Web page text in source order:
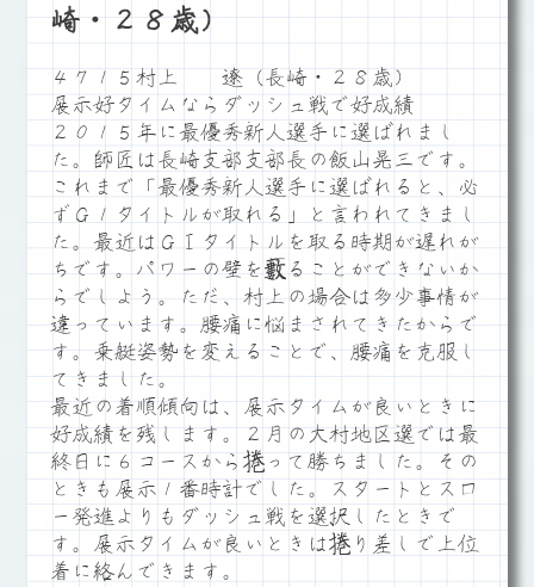
崎・２８歳）
４７１５村上 遼（長崎・２８歳）
展示好タイムならダッシュ戦で好成績
２０１５年に最優秀新人選手に選ばれまし
た。師匠は長崎支部支部長の飯山晃三です。
これまで「最優秀新人選手に選ばれると、必
ずＧ１タイトルが取れる」と言われてきまし
た。最近はＧⅠタイトルを取る時期が遅れが
ちです。パワーの壁を藪ることができないか
らでしよう。ただ、村上の場合は多少事情が
違っています。腰痛に悩まされてきたからで
す。乗艇姿勢を変えることで、腰痛を克服し
てきました。
最近の着順傾向は、展示タイムが良いときに
好成績を残します。２月の大村地区選では最
終日に６コースから捲って勝ちました。その
ときも展示１番時計でした。スタートとスロ
ー発進よりもダッシュ戦を選択したときで
す。展示タイムが良いときは捲り差しで上位
着に絡んできます。